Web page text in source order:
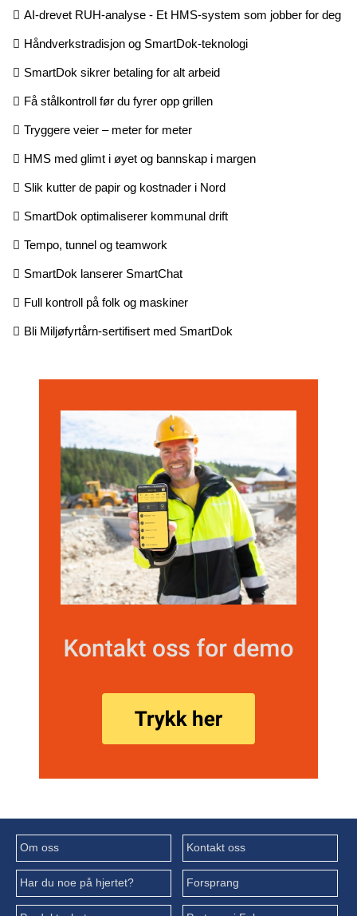
AI-drevet RUH-analyse - Et HMS-system som jobber for deg
Håndverkstradisjon og SmartDok-teknologi
SmartDok sikrer betaling for alt arbeid
Få stålkontroll før du fyrer opp grillen
Tryggere veier – meter for meter
HMS med glimt i øyet og bannskap i margen
Slik kutter de papir og kostnader i Nord
SmartDok optimaliserer kommunal drift
Tempo, tunnel og teamwork
SmartDok lanserer SmartChat
Full kontroll på folk og maskiner
Bli Miljøfyrtårn-sertifisert med SmartDok
Om oss Kontakt oss
Har du noe på hjertet? Forsprang